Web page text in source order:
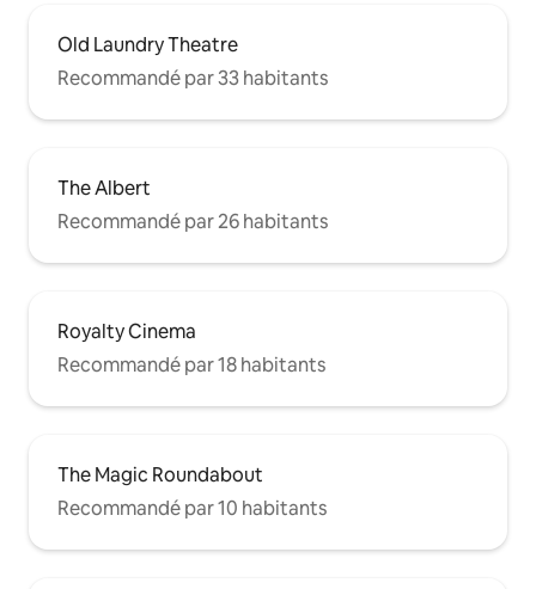
Old Laundry Theatre
Recommandé par 33 habitants
The Albert
Recommandé par 26 habitants
Royalty Cinema
Recommandé par 18 habitants
The Magic Roundabout
Recommandé par 10 habitants